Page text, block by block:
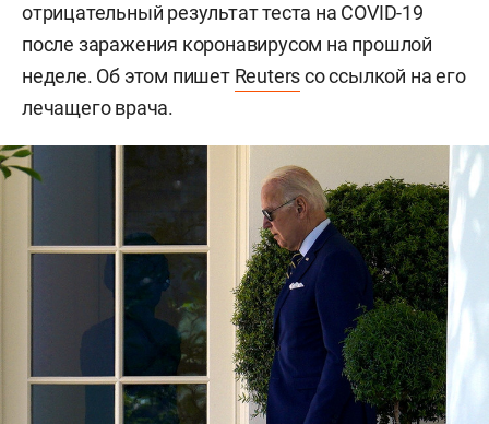
отрицательный результат теста на COVID-19
после заражения коронавирусом на прошлой
неделе. Об этом пишет Reutersсо ссылкой на его
лечащего врача.